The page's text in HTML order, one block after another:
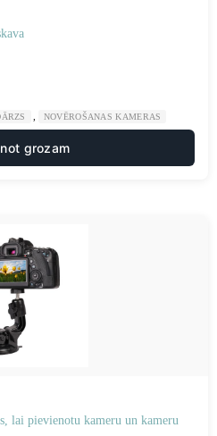
NOVĒROŠANAS KAMERAS
grozam
lai pievienotu kameru un kameru